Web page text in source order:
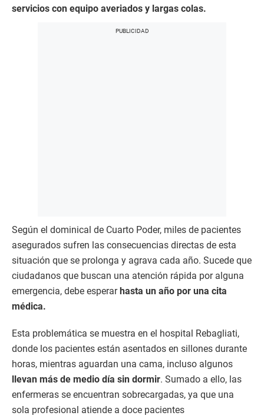
servicios con equipo averiados y largas colas.
Según el dominical de Cuarto Poder, miles de pacientes
asegurados sufren las consecuencias directas de esta
situación que se prolonga y agrava cada año. Sucede que
ciudadanos que buscan una atención rápida por alguna
emergencia, debe esperar hasta un año por una cita
médica.
Esta problemática se muestra en el hospital Rebagliati,
donde los pacientes están asentados en sillones durante
horas, mientras aguardan una cama, incluso algunos
llevan más de medio día sin dormir. Sumado a ello, las
enfermeras se encuentran sobrecargadas, ya que una
sola profesional atiende a doce pacientes